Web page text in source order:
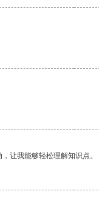
让我能够轻松理解知识点。